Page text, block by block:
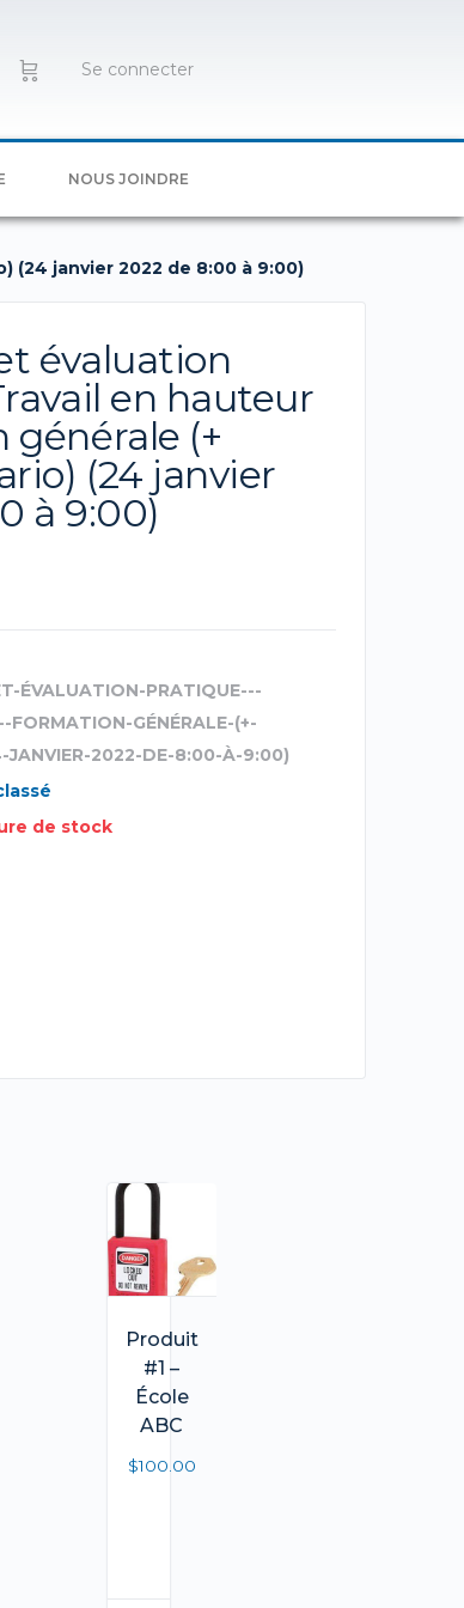
Se connecter
NOUS JOINDRE
(24 janvier 2022 de 8:00 à 9:00)
évaluation
en hauteur
générale (+
(24 janvier
à 9:00)
ÉVALUATION-PRATIQUE---
FORMATION-GÉNÉRALE-(+-
JANVIER-2022-DE-8:00-À-9:00)
de stock
Produit
#1 –
École
ABC
$100.00